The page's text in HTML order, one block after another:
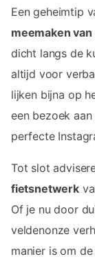
Een geheimtip
meemaken
dicht langs de
altijd voor
lijken bijna op
een bezoek
perfecte
Tot slot
fietsnetwerk
Of je nu door
veldenonze
manier is om